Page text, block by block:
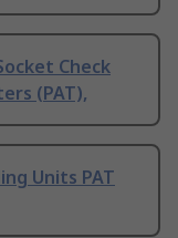
Check
(PAT),
Units PAT